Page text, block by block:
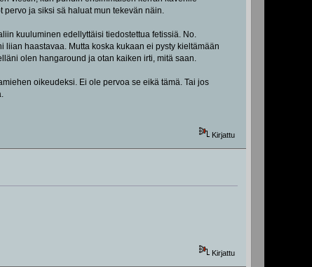
ja siksi sä haluat mun tekevän näin.
kuuluminen edellyttäisi tiedostettua fetissiä. No.
haastavaa. Mutta koska kukaan ei pysty kieltämään
olen hangaround ja otan kaiken irti, mitä saan.
oikeudeksi. Ei ole pervoa se eikä tämä. Tai jos
Kirjattu
Kirjattu